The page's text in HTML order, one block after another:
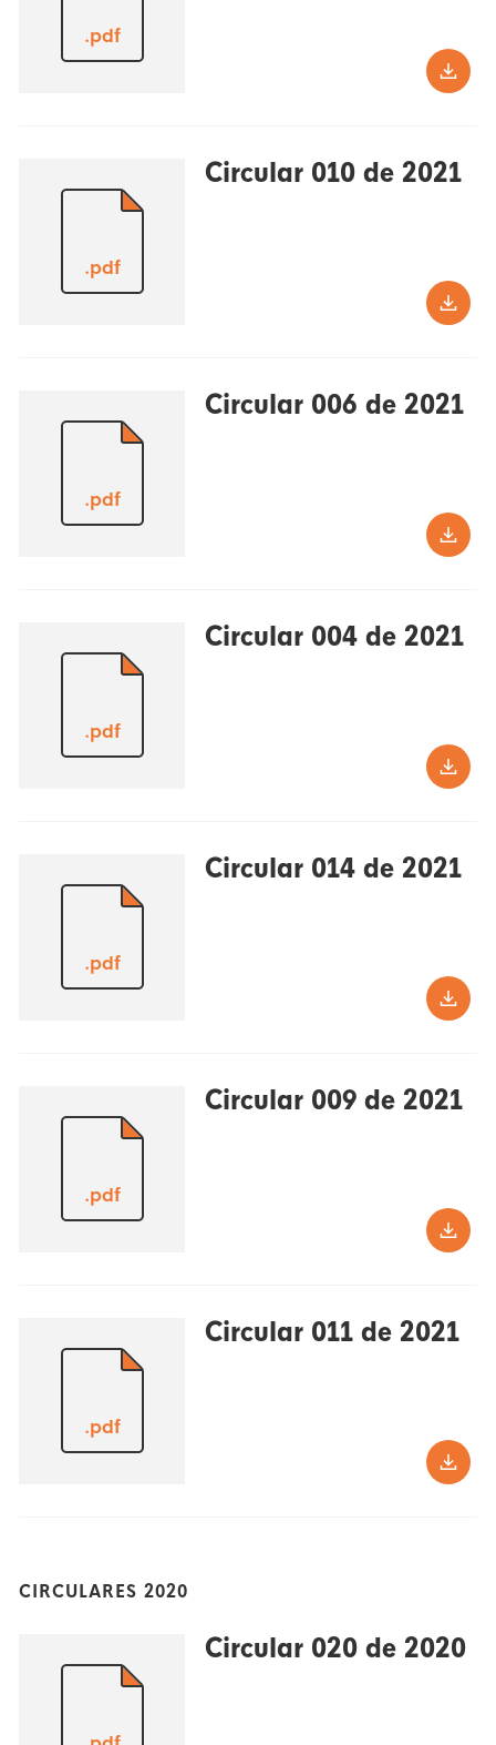
.pdf
.pdf
Circular 010 de 2021
.pdf
Circular 006 de 2021
.pdf
Circular 004 de 2021
.pdf
Circular 014 de 2021
.pdf
Circular 009 de 2021
.pdf
Circular 011 de 2021
CIRCULARES 2020
Circular 020 de 2020